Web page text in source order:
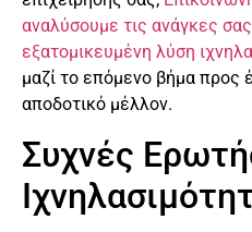
αναλύσουμε τις ανάγκες
εξατομικευμένη λύση
μαζί το επόμενο βήμα προς
αποδοτικό μέλλον.
Συχνές